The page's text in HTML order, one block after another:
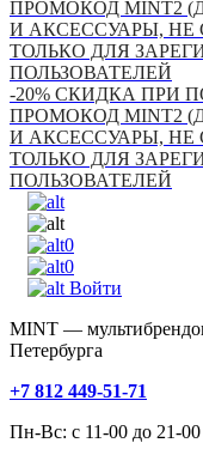
ПРОМОКОД MINT2
И АКСЕССУАРЫ,
ТОЛЬКО ДЛЯ
ПОЛЬЗОВАТЕЛЕЙ
-20% СКИДКА ПРИ
ПРОМОКОД MINT2
И АКСЕССУАРЫ,
ТОЛЬКО ДЛЯ
ПОЛЬЗОВАТЕЛЕЙ
0
0
Войти
MINT —
Петербурга
+7 812 449-51-71
Пн-Вс: с 11-00 до 21-00